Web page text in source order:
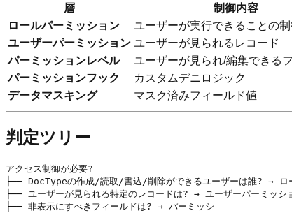
層 制御内容
ロールパーミッション
ユーザーが実行できることの制
ユーザーパーミッション ユーザーが見られるレコード
パーミッションレベル
ユーザーが見られ/編集できる
パーミッションフック
カスタムデニロジック
データマスキング
マスク済みフィールド値
判定ツリー
アクセス制御が必要?
├── DocTypeの作成/読取/書込/削除ができるユーザーは誰? → ロ
├── ユーザーが見られる特定のレコードは? → ユーザーパーミッシ
├── 非表示にすべきフィールドは? → パーミッシ